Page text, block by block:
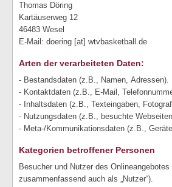
Thomas Döring
Kartäuserweg 12
46483 Wesel
E-Mail: doering [at] wtvbasketball.de
Arten der verarbeiteten Daten:
- Bestandsdaten (z.B., Namen, Adressen).
- Kontaktdaten (z.B., E-Mail,
- Inhaltsdaten (z.B., Texteingaben,
- Nutzungsdaten (z.B., besuchte
- Meta-/Kommunikationsdaten (z.B.,
Kategorien betroffener Personen
Besucher und Nutzer des
zusammenfassend auch als „Nutzer“).